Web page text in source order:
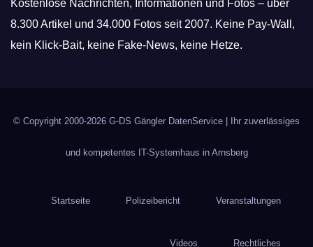
Kostenlose Nachrichten, Informationen und Fotos – über
8.300 Artikel und 34.000 Fotos seit 2007. Keine Pay-Wall,
kein Klick-Bait, keine Fake-News, keine Hetze.
© Copyright 2000-2026 G-DS Gängler DatenService | Ihr zuverlässiges
und kompetentes IT-Systemhaus in Arnsberg
Startseite Polizeibericht Veranstaltungen
Videos Rechtliches